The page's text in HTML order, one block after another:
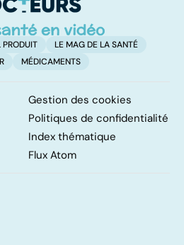
PRODUIT
LE MAG DE LA SANTÉ
MÉDICAMENTS
Gestion des cookies
Politiques de confidentialité
Index thématique
Flux Atom